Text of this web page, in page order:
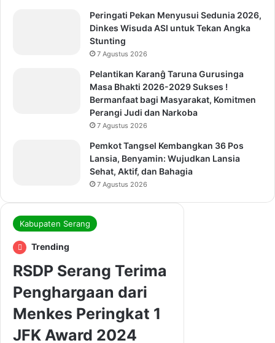
Peringati Pekan Menyusui Sedunia 2026,
Dinkes Wisuda ASI untuk Tekan Angka
Stunting
7 Agustus 2026
Pelantikan Karanĝ Taruna Gurusinga
Masa Bhakti 2026-2029 Sukses !
Bermanfaat bagi Masyarakat, Komitmen
Perangi Judi dan Narkoba
7 Agustus 2026
Pemkot Tangsel Kembangkan 36 Pos
Lansia, Benyamin: Wujudkan Lansia
Sehat, Aktif, dan Bahagia
7 Agustus 2026